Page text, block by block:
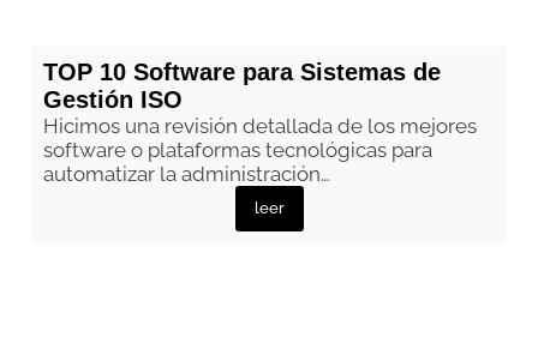
TOP 10 Software para Sistemas de
Gestión ISO
Hicimos una revisión detallada de los mejores
software o plataformas tecnológicas para
automatizar la administración…
leer